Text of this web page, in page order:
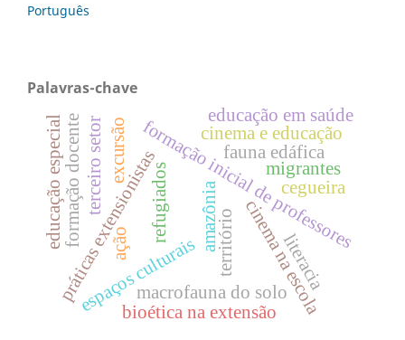
Português
Palavras-chave
espaços culturais
formação inicial de professores
práticas extensionistas amazônia
macrofauna do solo
fauna edáfica
cinema e educação
cinema na escola
formação docenteterceiro setor
território
bioética na extensão
educação em saúde
refugiados migrantes
cegueira
educação especial
literacia
ação
excursão